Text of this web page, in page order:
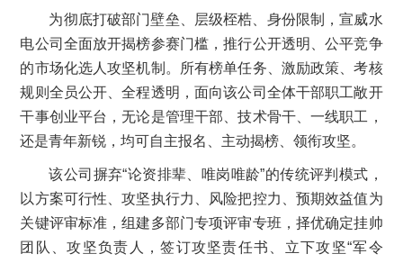
为彻底打破部门壁垒、层级桎梏、身份限制，宣威水
电公司全面放开揭榜参赛门槛，推行公开透明、公平竞争
的市场化选人攻坚机制。所有榜单任务、激励政策、考核
规则全员公开、全程透明，面向该公司全体干部职工敞开
干事创业平台，无论是管理干部、技术骨干、一线职工，
还是青年新锐，均可自主报名、主动揭榜、领衔攻坚。
该公司摒弃“论资排辈、唯岗唯龄”的传统评判模式，
以方案可行性、攻坚执行力、风险把控力、预期效益值为
关键评审标准，组建多部门专项评审专班，择优确定挂帅
团队、攻坚负责人，签订攻坚责任书、立下攻坚“军令